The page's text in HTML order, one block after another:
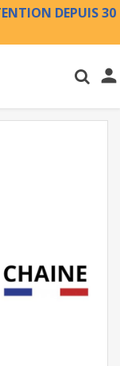
DEPUIS 30
